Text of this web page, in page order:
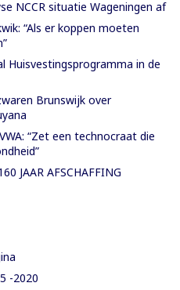
NCCR situatie Wageningen af
“Als er koppen moeten
Huisvestingsprogramma in de
Brunswijk over
“Zet een technocraat die
JAAR AFSCHAFFING
-2020